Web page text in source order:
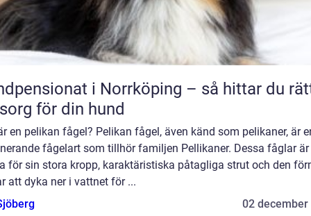
i Norrköping – så hittar du
för din hund
en pelikan fågel? Pelikan fågel, även känd som pelikaner, är
fågelart som tillhör familjen Pellikaner. Dessa fåglar är
för sin stora kropp, karaktäristiska påtagliga strut och den
att dyka ner i vattnet för ...
02 december